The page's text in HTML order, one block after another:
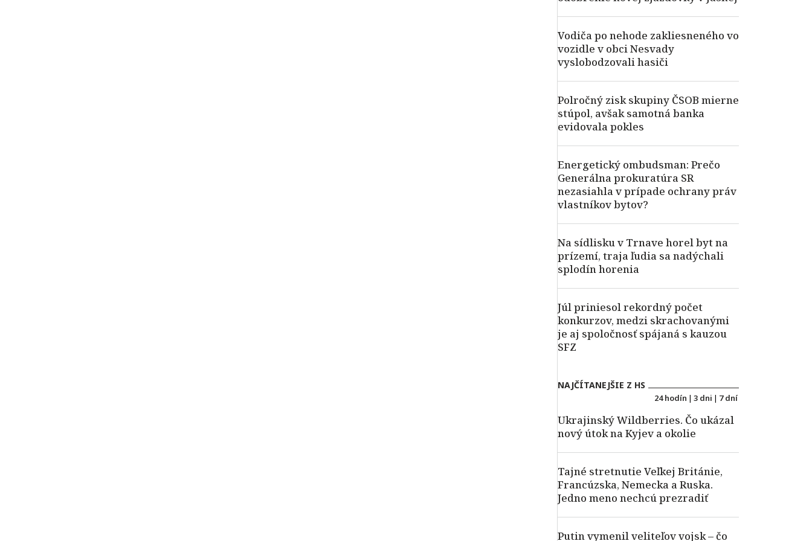
Vodiča po nehode zakliesneného vo
vozidle v obci Nesvady
vyslobodzovali hasiči
Polročný zisk skupiny ČSOB mierne
stúpol, avšak samotná banka
evidovala pokles
Energetický ombudsman: Prečo
Generálna prokuratúra SR
nezasiahla v prípade ochrany práv
vlastníkov bytov?
Na sídlisku v Trnave horel byt na
prízemí, traja ľudia sa nadýchali
splodín horenia
Júl priniesol rekordný počet
konkurzov, medzi skrachovanými
je aj spoločnosť spájaná s kauzou
SFZ
NAJČÍTANEJŠIE Z HS
24 hodín | 3 dni | 7 dní
Ukrajinský Wildberries. Čo ukázal
nový útok na Kyjev a okolie
Tajné stretnutie Veľkej Británie,
Francúzska, Nemecka a Ruska.
Jedno meno nechcú prezradiť
Putin vymenil veliteľov vojsk – čo